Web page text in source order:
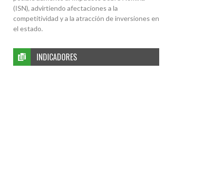
(ISN), advirtiendo afectaciones a la
competitividad y a la atracción de inversiones en
el estado.
INDICADORES